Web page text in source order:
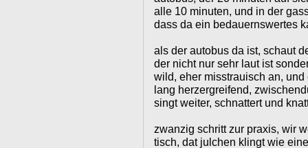
alle 10 minuten, und in der
dass da ein bedauernswertes
als der autobus da ist, schaut
der nicht nur sehr laut ist
wild, eher misstrauisch an,
lang herzergreifend,
singt weiter, schnattert und
zwanzig schritt zur praxis, wir
tisch, dat julchen klingt wie